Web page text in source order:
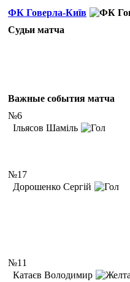
ФК Говерла-Київ
Судьи матча
Важные события матча
№6
Ільясов Шаміль
№17
Дорошенко Сергій
№11
Катаєв Володимир